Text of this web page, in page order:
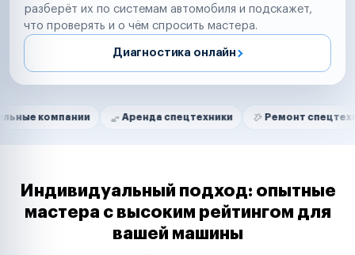
разберёт их по системам автомобиля и подскажет,
что проверять и о чём спросить мастера.
Диагностика онлайн
Нам доверяют
Аренда спецтехники Ремонт спецтехники
Маркетплейсы
Таксопарки
Автодилеры
Индивидуальный подход: опытные
мастера с высоким рейтингом для
вашей машины